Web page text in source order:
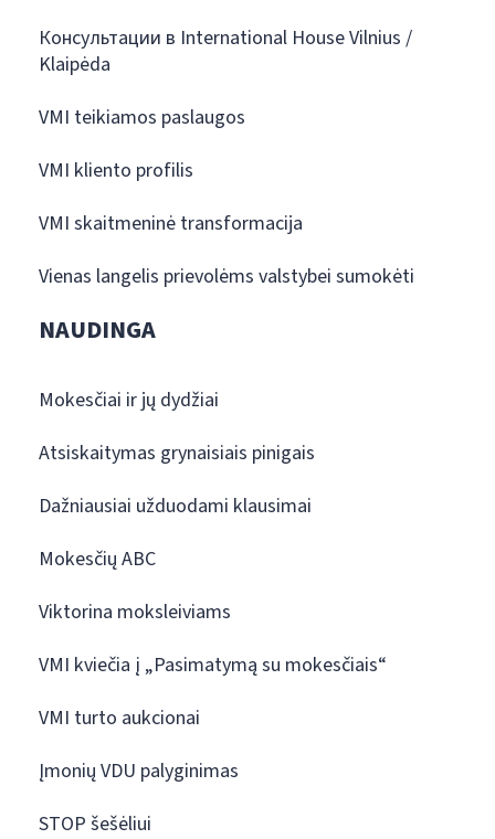
Консультации в International House Vilnius /
Klaipėda
VMI teikiamos paslaugos
VMI kliento profilis
VMI skaitmeninė transformacija
Vienas langelis prievolėms valstybei sumokėti
NAUDINGA
Mokesčiai ir jų dydžiai
Atsiskaitymas grynaisiais pinigais
Dažniausiai užduodami klausimai
Mokesčių ABC
Viktorina moksleiviams
VMI kviečia į „Pasimatymą su mokesčiais“
VMI turto aukcionai
Įmonių VDU palyginimas
STOP šešėliui